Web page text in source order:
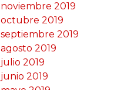
noviembre 2019
octubre 2019
septiembre 2019
agosto 2019
julio 2019
junio 2019